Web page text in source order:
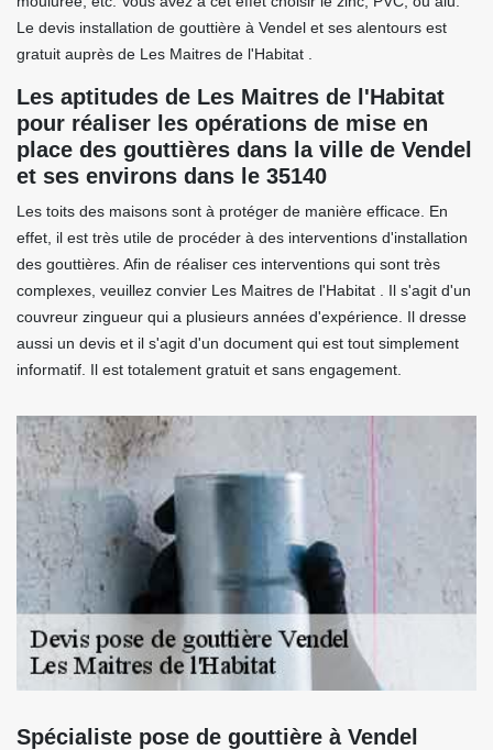
Le devis installation de gouttière à Vendel et ses alentours est
gratuit auprès de Les Maitres de l'Habitat .
Les aptitudes de Les Maitres de l'Habitat
pour réaliser les opérations de mise en
place des gouttières dans la ville de Vendel
et ses environs dans le 35140
Les toits des maisons sont à protéger de manière efficace. En
effet, il est très utile de procéder à des interventions d'installation
des gouttières. Afin de réaliser ces interventions qui sont très
complexes, veuillez convier Les Maitres de l'Habitat . Il s'agit d'un
couvreur zingueur qui a plusieurs années d'expérience. Il dresse
aussi un devis et il s'agit d'un document qui est tout simplement
informatif. Il est totalement gratuit et sans engagement.
Spécialiste pose de gouttière à Vendel